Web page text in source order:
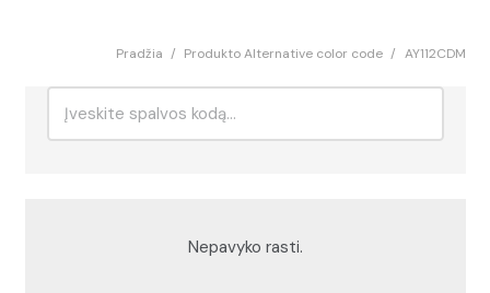
Pradžia / Produkto Alternative color code / AY112CDM
Nepavyko rasti.